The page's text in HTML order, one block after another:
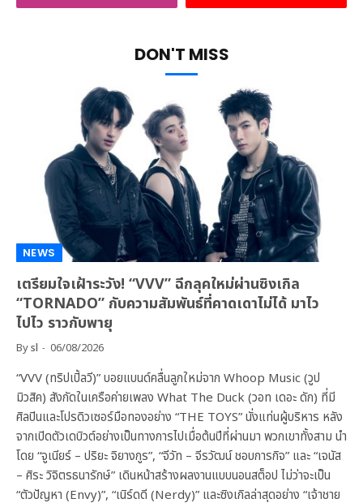
DON'T MISS
NEWS
เตรียมใจเฝ้าระวัง! “VVV” ฉีกลุคใหม่ผ่านซิงเกิล
“TORNADO” กับความสัมพันธ์ที่คาดเดาไม่ได้ มาไว
ไปไว ราวกับพายุ
Bysl 06/08/2026
“VVV (ทริปเปิ้ลวี)” บอยแบนด์คลื่นลูกใหม่จาก Whoop Music (วูป
มิวสิค) สังกัดในเครือค่ายเพลง What The Duck (วอท เดอะ ดัก) ที่มี
ศิลปินและโปรดิวเซอร์มือทองอย่าง “THE TOYS” นั่งแท่นผู้บริหาร หลัง
จากเปิดตัวเดบิวต์อย่างเป็นทางการไปเมื่อต้นปีที่ผ่านมา พวกเขาทั้งสาม นำ
โดย “จูเนียร์ – ปริยะ จิยางกูร”, “จีวัท – จีรวัฒน์ ชอบการกิจ” และ “เจนัส
– ศิระ วิจิตรธนารักษ์” เดินหน้าสร้างผลงานแบบนอนสต็อป ไม่ว่าจะเป็น
“ตัวปัญหา (Envy)”, “เนิร์ดดี (Nerdy)” และซิงเกิลล่าสุดอย่าง “เจ้าชาย